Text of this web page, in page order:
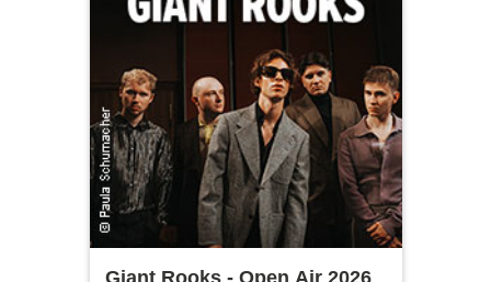
Giant Rooks - Open Air 2026